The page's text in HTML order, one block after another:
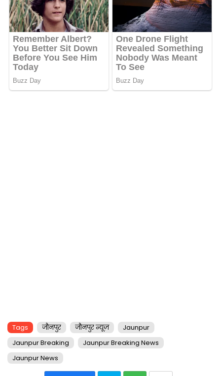
Tags जौनपुर जौनपुर न्यूज़
Jaunpur
Jaunpur Breaking
Jaunpur Breaking News
Jaunpur News